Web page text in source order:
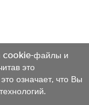
cookie-файлы и
это
означает, что Вы